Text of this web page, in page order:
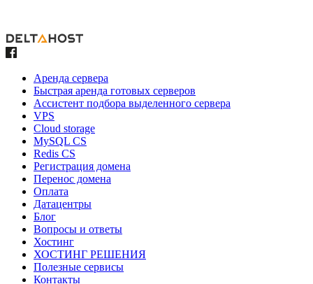
Аренда сервера
Быстрая аренда готовых серверов
Ассистент подбора выделенного сервера
VPS
Cloud storage
MySQL CS
Redis CS
Регистрация домена
Перенос домена
Оплата
Датацентры
Блог
Вопросы и ответы
Хостинг
ХОСТИНГ РЕШЕНИЯ
Полезные сервисы
Контакты